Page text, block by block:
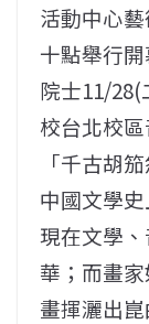
活動中心
十點舉行
院士11/28(
校台北校
「千古胡
中國文學
現在文學
華；而畫
畫揮灑出